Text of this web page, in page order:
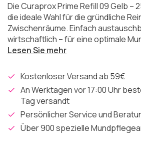
Die Curaprox Prime Refill 09 Gelb –
die ideale Wahl für die gründliche
Zwischenräume. Einfach
wirtschaftlich – für eine optimale
Lesen Sie mehr
Kostenloser Versand ab 59€
An Werktagen vor 17:00 Uhr
Tag versandt
Persönlicher Service und
Über 900 spezielle